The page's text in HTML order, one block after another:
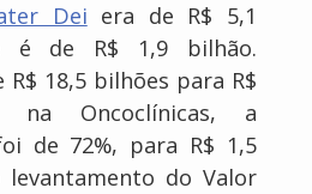
Dei era de R$ 5,1
é de R$ 1,9 bilhão.
R$ 18,5 bilhões para R$
Oncoclínicas, a
de 72%, para R$ 1,5
levantamento do Valor